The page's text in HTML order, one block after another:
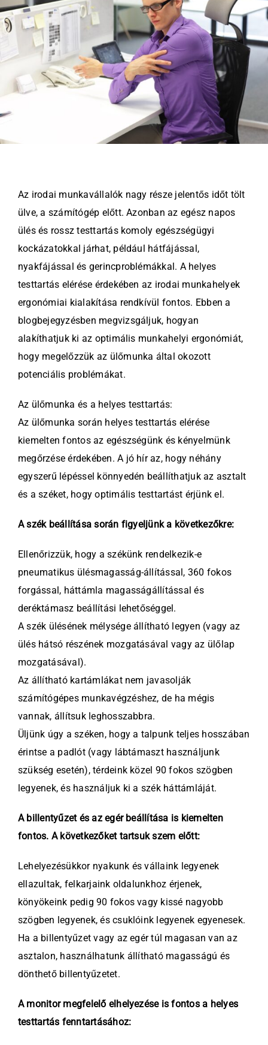
Az irodai munkavállalók nagy része jelentős időt tölt
ülve, a számítógép előtt. Azonban az egész napos
ülés és rossz testtartás komoly egészségügyi
kockázatokkal járhat, például hátfájással,
nyakfájással és gerincproblémákkal. A helyes
testtartás elérése érdekében az irodai munkahelyek
ergonómiai kialakítása rendkívül fontos. Ebben a
blogbejegyzésben megvizsgáljuk, hogyan
alakíthatjuk ki az optimális munkahelyi ergonómiát,
hogy megelőzzük az ülőmunka által okozott
potenciális problémákat.
Az ülőmunka és a helyes testtartás:
Az ülőmunka során helyes testtartás elérése
kiemelten fontos az egészségünk és kényelmünk
megőrzése érdekében. A jó hír az, hogy néhány
egyszerű lépéssel könnyedén beállíthatjuk az asztalt
és a széket, hogy optimális testtartást érjünk el.
A szék beállítása során figyeljünk a következőkre:
Ellenőrizzük, hogy a székünk rendelkezik-e
pneumatikus ülésmagasság-állítással, 360 fokos
forgással, háttámla magasságállítással és
deréktámasz beállítási lehetőséggel.
A szék ülésének mélysége állítható legyen (vagy az
ülés hátsó részének mozgatásával vagy az ülőlap
mozgatásával).
Az állítható kartámlákat nem javasolják
számítógépes munkavégzéshez, de ha mégis
vannak, állítsuk leghosszabbra.
Üljünk úgy a széken, hogy a talpunk teljes hosszában
érintse a padlót (vagy lábtámaszt használjunk
szükség esetén), térdeink közel 90 fokos szögben
legyenek, és használjuk ki a szék háttámláját.
A billentyűzet és az egér beállítása is kiemelten
fontos. A következőket tartsuk szem előtt:
Lehelyezésükkor nyakunk és vállaink legyenek
ellazultak, felkarjaink oldalunkhoz érjenek,
könyökeink pedig 90 fokos vagy kissé nagyobb
szögben legyenek, és csuklóink legyenek egyenesek.
Ha a billentyűzet vagy az egér túl magasan van az
asztalon, használhatunk állítható magasságú és
dönthető billentyűzetet.
A monitor megfelelő elhelyezése is fontos a helyes
testtartás fenntartásához: